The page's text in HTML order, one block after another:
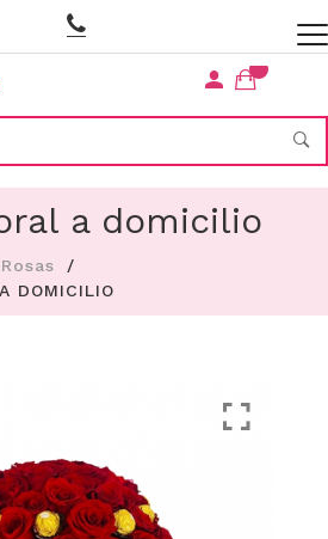
a domicilio
DOMICILIO